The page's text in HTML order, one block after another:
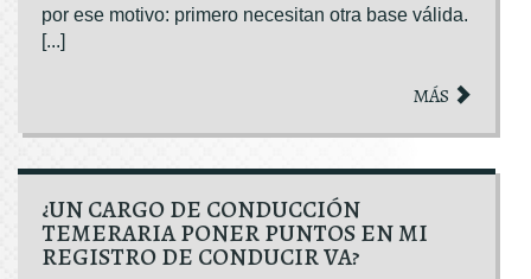
por ese motivo: primero necesitan otra base válida.
[...]
MÁS
¿UN CARGO DE CONDUCCIÓN
TEMERARIA PONER PUNTOS EN MI
REGISTRO DE CONDUCIR VA?